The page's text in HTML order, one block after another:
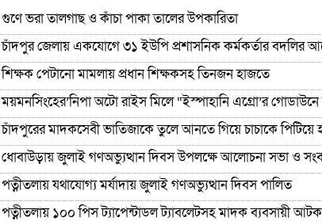
গুণে ভরা তালগাছ ও কাঁচা পাকা তালের উপকারিতা
চাঁদপুর জেলায় একযোগে ৩১ ইউপি প্রশাসনিক কর্মকর্তার বদলির
শিক্ষক পেটানো মামলায় প্রধান শিক্ষকসহ তিনজন হাজতে
ময়মনসিংহের’নিপা অটো রাইস মিলে “ইস্পাহানি এগ্রো’র
চাঁদপুরের মাদকসেবী ভাতিজাকে তুলে আনতে গিয়ে চাচাকে পিটিয়ে
ধোবাউড়ায় জুলাই গণঅভ্যুত্থান দিবস উপলক্ষে আলোচনা সভা ও
পত্নীতলায় যথাযোগ্য মর্যাদায় জুলাই গণঅভ্যুত্থান দিবস পালিত
পত্নীতলায় ১০০ পিস ট্যাপেন্টাডল ট্যাবলেটসহ মাদক ব্যবসায়ী আটক